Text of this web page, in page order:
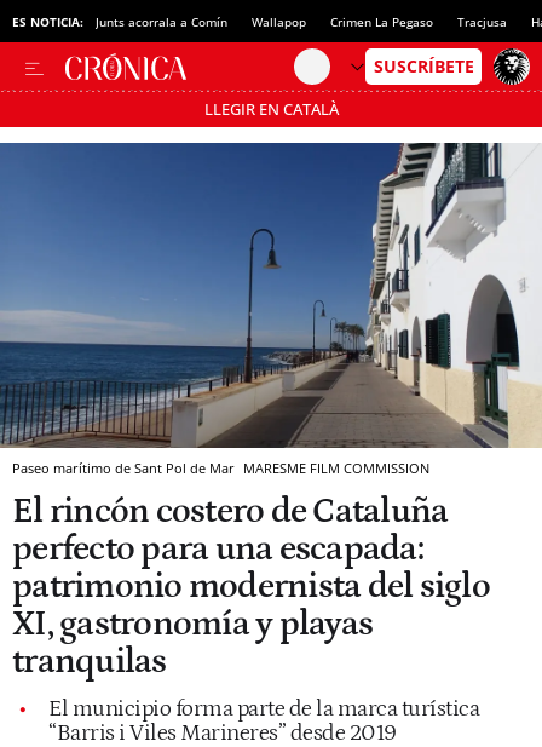
ES NOTICIA: Junts acorrala a Comín Wallapop Crimen La Pegaso Tracjusa
LLEGIR EN CATALÀ
Pásate al MODO AHORRO
Paseo marítimo de Sant Pol de Mar MARESME FILM COMMISSION
El rincón costero de Cataluña
perfecto para una escapada:
patrimonio modernista del siglo
XI, gastronomía y playas
tranquilas
El municipio forma parte de la marca turística
“Barris i Viles Marineres” desde 2019